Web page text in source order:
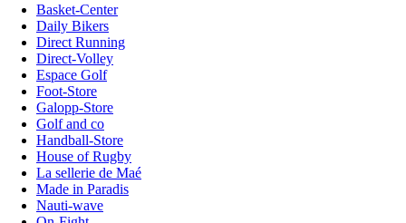
Basket-Center
Daily Bikers
Direct Running
Direct-Volley
Espace Golf
Foot-Store
Galopp-Store
Golf and co
Handball-Store
House of Rugby
La sellerie de Maé
Made in Paradis
Nauti-wave